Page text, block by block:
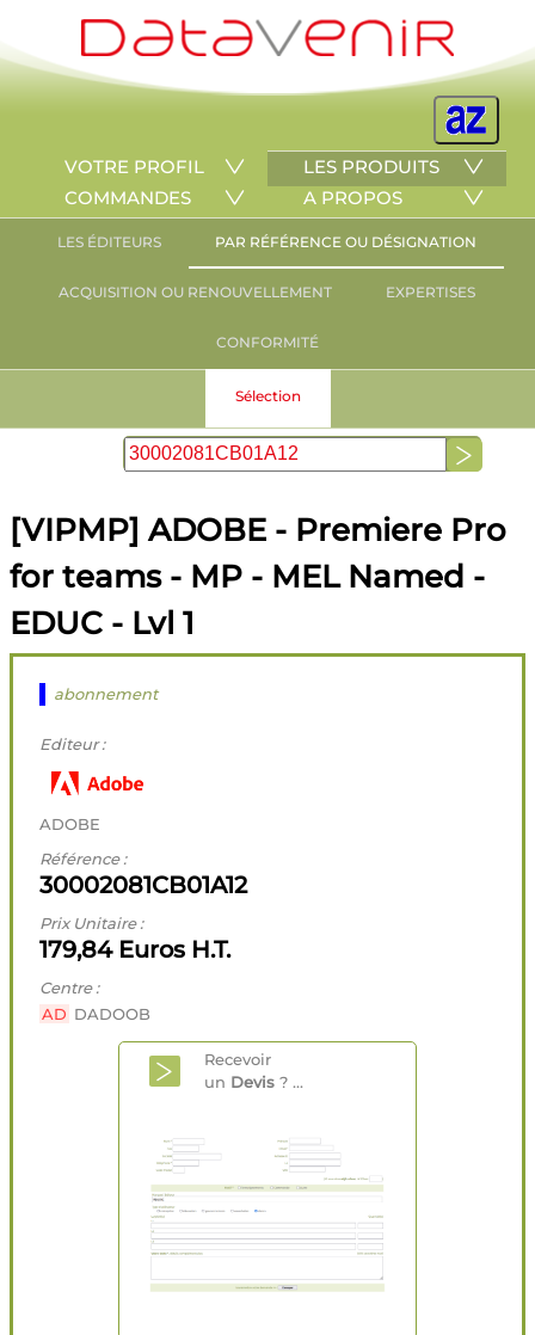
VOTRE PROFIL
LES PRODUITS
COMMANDES
A PROPOS
LES ÉDITEURS PAR RÉFÉRENCE OU DÉSIGNATION
ACQUISITION OU RENOUVELLEMENT EXPERTISES
CONFORMITÉ
Sélection
[VIPMP] ADOBE - Premiere Pro
for teams - MP - MEL Named -
EDUC - Lvl 1
abonnement
Editeur :
ADOBE
Référence :
30002081CB01A12
Prix Unitaire :
179,84 Euros H.T.
Centre :
AD DADOOB
Recevoir
un Devis ? ...